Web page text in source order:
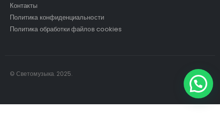
Контакты
Политика конфиденциальности
Политика обработки файлов cookies
© Светомузыка. 2025.